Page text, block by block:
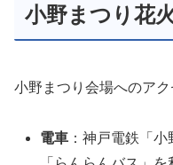
小野まつり花
小野まつり会場へのアク
電車 ：神戸電鉄「